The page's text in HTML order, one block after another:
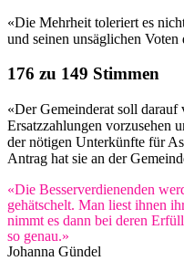
«Die Mehrheit toleriert es
und seinen unsäglichen
176 zu 149 Stimmen
«Der Gemeinderat soll
Ersatzzahlungen vorzusehen
der nötigen Unterkünfte für
Antrag hat sie an der
«Die Besserverdienenden
gehätschelt. Man liest ihnen
nimmt es dann bei deren
so genau.»
Johanna Gündel